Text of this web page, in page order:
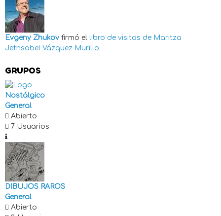
Evgeny Zhukov firmó el libro de visitas de Maritza
Jethsabel Vázquez Murillo
GRUPOS
Nostálgico
General
Abierto
7 Usuarios
DIBUJOS RAROS
General
Abierto